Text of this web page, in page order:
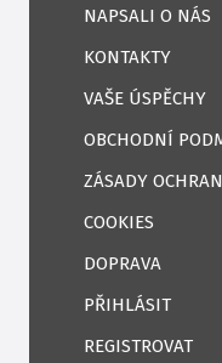
NAPSALI O NÁS
KONTAKTY
VAŠE ÚSPĚCHY
OBCHODNÍ
ZÁSADY
COOKIES
DOPRAVA
PŘIHLÁSIT
REGISTROVAT